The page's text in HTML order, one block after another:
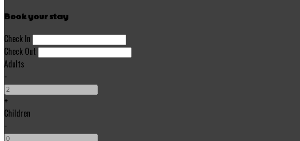
Book your stay
Check In
Check Out
Adults
-
+
Children
-